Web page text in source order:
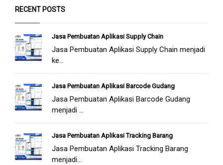
RECENT POSTS
Jasa Pembuatan Aplikasi Supply Chain
Jasa Pembuatan Aplikasi Supply Chain menjadi
ke...
Jasa Pembuatan Aplikasi Barcode Gudang
Jasa Pembuatan Aplikasi Barcode Gudang
menjadi ...
Jasa Pembuatan Aplikasi Tracking Barang
Jasa Pembuatan Aplikasi Tracking Barang
menjadi...